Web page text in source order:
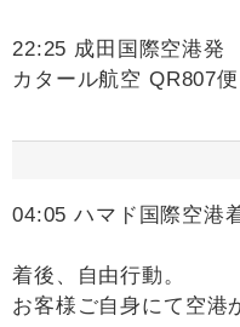
22:25 成田国際空港発
カタール航空 QR807便
04:05 ハマド国際空港
着後、自由行動。
お客様ご自身にて空港